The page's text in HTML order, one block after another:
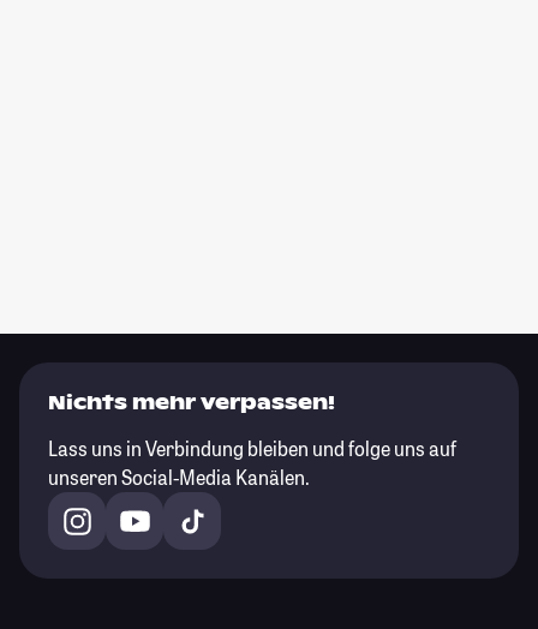
Nichts mehr verpassen!
Lass uns in Verbindung bleiben und folge uns auf
unseren Social-Media Kanälen.